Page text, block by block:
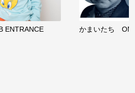
ENTRANCE かまいたち